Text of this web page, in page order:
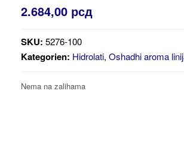
2.684,00 рсд
SKU: 5276-100
Kategorien: Hidrolati, Oshadhi aroma
Nema na zalihama